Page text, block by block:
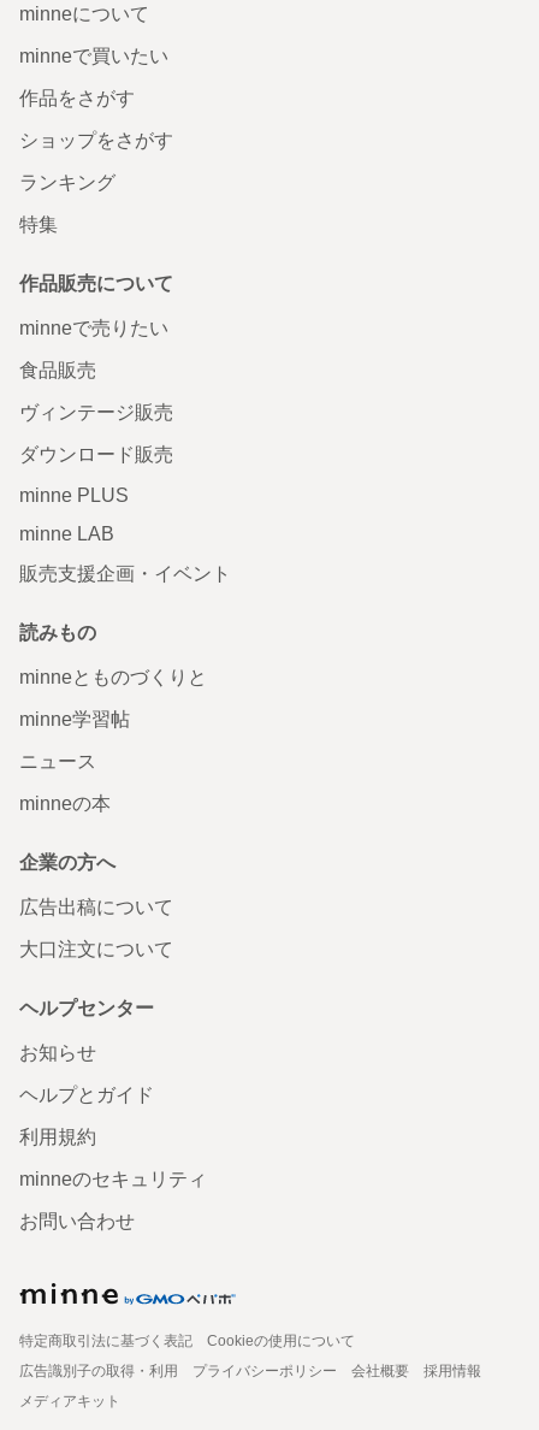
minneについて
minneで買いたい
作品をさがす
ショップをさがす
ランキング
特集
作品販売について
minneで売りたい
食品販売
ヴィンテージ販売
ダウンロード販売
minne PLUS
minne LAB
販売支援企画・イベント
読みもの
minneとものづくりと
minne学習帖
ニュース
minneの本
企業の方へ
広告出稿について
大口注文について
ヘルプセンター
お知らせ
ヘルプとガイド
利用規約
minneのセキュリティ
お問い合わせ
特定商取引法に基づく表記
Cookieの使用について
広告識別子の取得・利用
プライバシーポリシー 会社概要
採用情報
メディアキット